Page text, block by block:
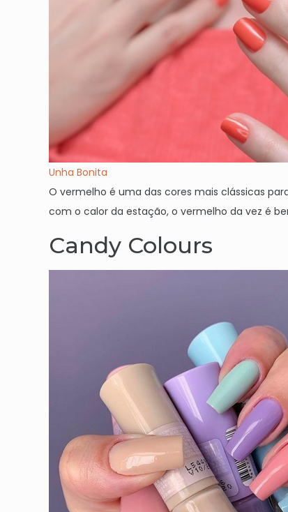
Unha Bonita
O vermelho é uma das cores mais clássicas
com o calor da estação, o vermelho da vez é
Candy Colours